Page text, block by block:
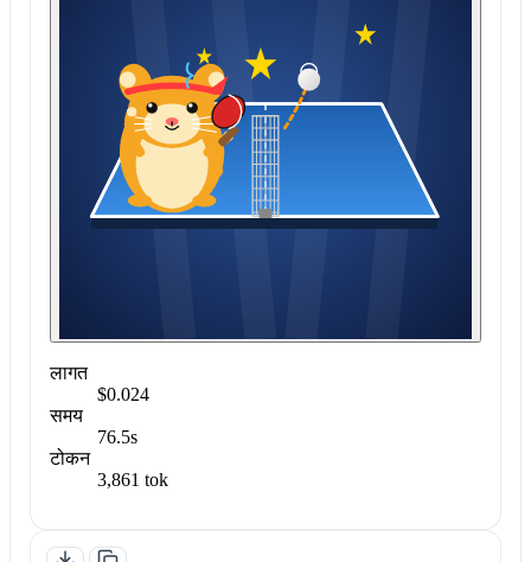
लागत
$0.024
समय
76.5s
टोकन
3,861 tok